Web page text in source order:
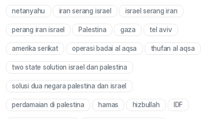
Mute
netanyahu iran serang israel israel serang iran
perang iran israel Palestina gaza tel aviv
amerika serikat operasi badai al aqsa thufan al aqsa
two state solution israel dan palestina
solusi dua negara palestina dan israel
perdamaian di palestina hamas hizbullah IDF